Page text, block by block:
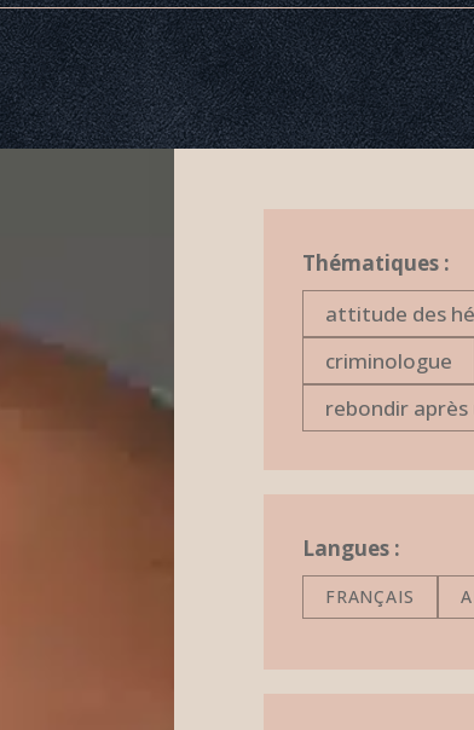
Thématiques :
attitude des
criminologue
rebondir après
Langues :
FRANÇAIS